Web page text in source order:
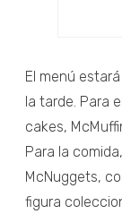
El menú
la tarde. Para
cakes,
Para la
McNuggets,
figura